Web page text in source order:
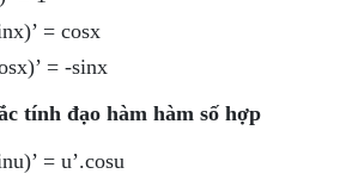
= cosx
= -sinx
tính đạo hàm hàm số hợp
= u’.cosu